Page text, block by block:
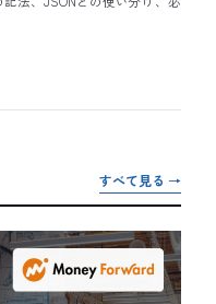
すべて見る →